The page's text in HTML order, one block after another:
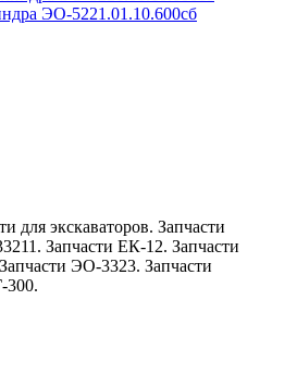
ЭО-5221.01.10.600сб
для экскаваторов. Запчасти
Запчасти ЕК-12. Запчасти
ЭО-3323. Запчасти
300.